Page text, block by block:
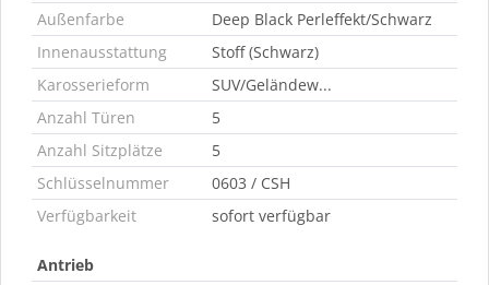
Außenfarbe
Deep Black Perleffekt/Schwarz
Innenausstattung
Stoff (Schwarz)
Karosserieform
SUV/Geländew...
Anzahl Türen
5
Anzahl Sitzplätze
5
Schlüsselnummer
0603 / CSH
Verfügbarkeit
sofort verfügbar
Antrieb